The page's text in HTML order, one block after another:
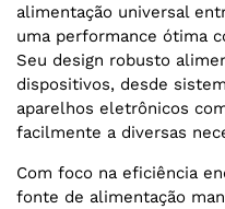
alimentação universal
uma performance ótima
Seu design robusto
dispositivos, desde
aparelhos eletrônicos
facilmente a diversas
Com foco na eficiência
fonte de alimentação